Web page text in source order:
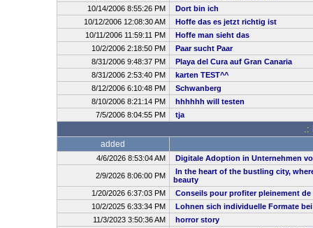
10/14/2006 8:55:26 PM
Dort bin ich
10/12/2006 12:08:30 AM
Hoffe das es jetzt richtig ist
10/11/2006 11:59:11 PM
Hoffe man sieht das
10/2/2006 2:18:50 PM
Paar sucht Paar
8/31/2006 9:48:37 PM
Playa del Cura auf Gran Canaria
8/31/2006 2:53:40 PM
karten TEST^^
8/12/2006 6:10:48 PM
Schwanberg
8/10/2006 8:21:14 PM
hhhhhh will testen
7/5/2006 8:04:55 PM
tja
.:
added
4/6/2026 8:53:04 AM Digitale Adoption in Unternehmen
2/9/2026 8:06:00 PM
In the heart of the bustling city,
beauty
1/20/2026 6:37:03 PM
Conseils pour profiter pleinement de
10/2/2025 6:33:34 PM
Lohnen sich individuelle Formate
11/3/2023 3:50:36 AM
horror story